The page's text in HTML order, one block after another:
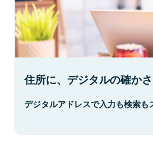
住所に、デジタルの確かさ
デジタルアドレスで入力も検索も